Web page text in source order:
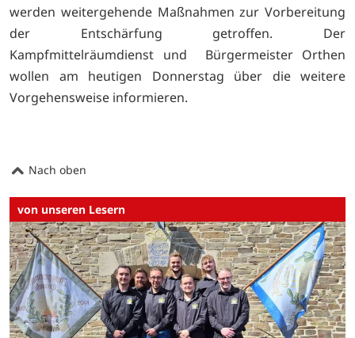
werden weitergehende Maßnahmen zur Vorbereitung
der Entschärfung getroffen. Der
Kampfmittelräumdienst und Bürgermeister Orthen
wollen am heutigen Donnerstag über die weitere
Vorgehensweise informieren.
Nach oben
von unseren Lesern